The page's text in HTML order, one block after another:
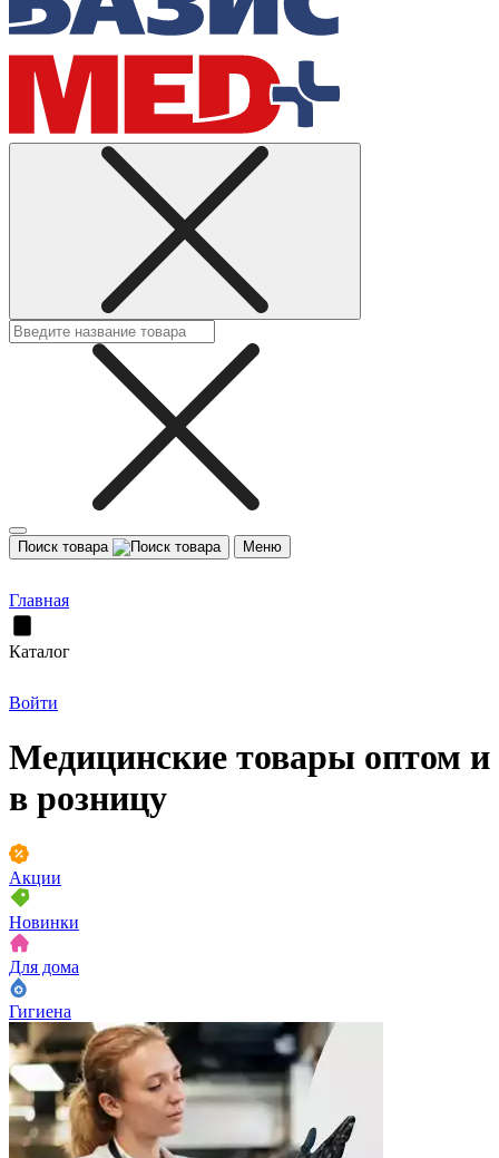
Поиск товара Меню
Главная
Каталог
Войти
Медицинские товары оптом и
в розницу
Акции
Новинки
Для дома
Гигиена